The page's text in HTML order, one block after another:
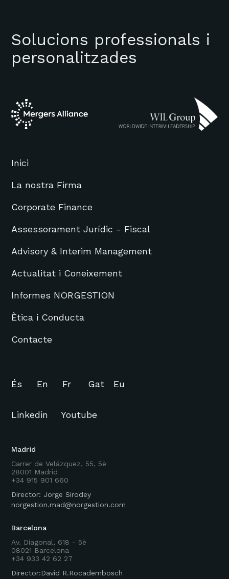
Solucions professionals i
personalitzades
Inici
La nostra Firma
Corporate Finance
Assessorament Jurídic - Fiscal
Advisory & Interim Management
Actualitat i Coneixement
Informes NORGESTION
Ètica i Conducta
Contacte
Madrid
Carrer de Velázquez, 55, 5è
28001 Madrid
+34 915 901 660
Director: Jorge Sirodey
norgestion.mad@norgestion.com
Barcelona
Av. Diagonal, 618 - 5è
08021 Barcelona
+34 933 42 62 27
Director:David R.Rocadembosch
És En Fr Gat Eu
Linkedin Youtube